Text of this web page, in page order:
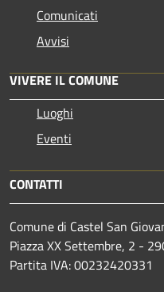
Comunicati
Avvisi
VIVERE IL COMUNE
Luoghi
Eventi
CONTATTI
Comune di Castel San
Piazza XX Settembre, 2 -
Partita IVA: 00232420331